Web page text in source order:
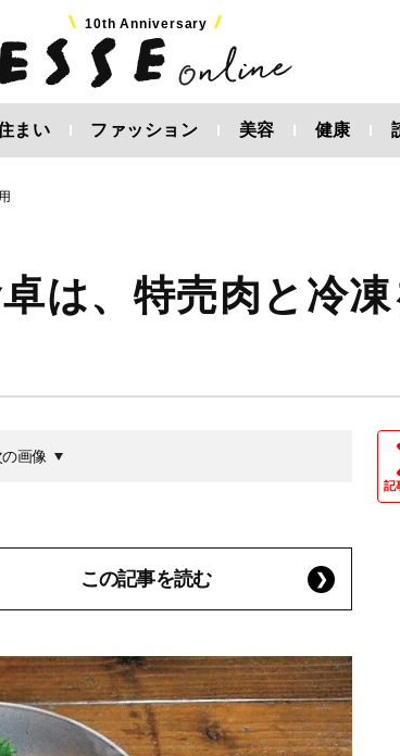
10th Anniversary
まい ファッション 美容 健康
は、特売肉と冷凍
記
画像
この記事を読む